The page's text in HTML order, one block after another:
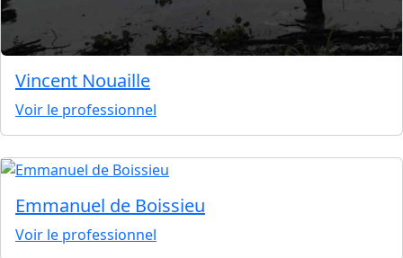
Vincent Nouaille
Voir le professionnel
Emmanuel de Boissieu
Voir le professionnel